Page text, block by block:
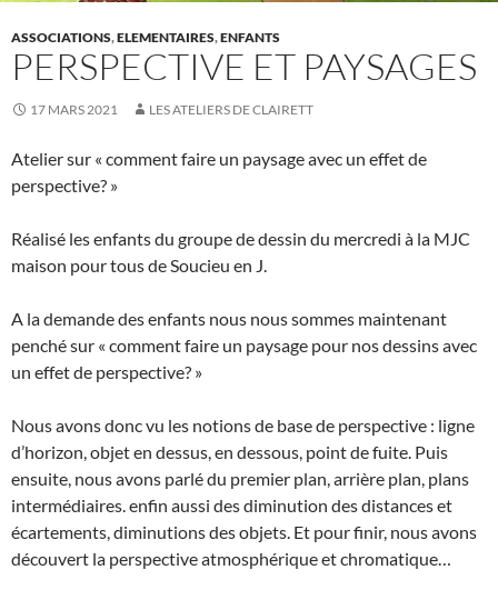
ASSOCIATIONS,ELEMENTAIRES,ENFANTS
PERSPECTIVE ET PAYSAGES
17 MARS 2021 LES ATELIERS DE CLAIRETT
Atelier sur « comment faire un paysage avec un effet de
perspective? »
Réalisé les enfants du groupe de dessin du mercredi à la MJC
maison pour tous de Soucieu en J.
A la demande des enfants nous nous sommes maintenant
penché sur « comment faire un paysage pour nos dessins avec
un effet de perspective? »
Nous avons donc vu les notions de base de perspective : ligne
d’horizon, objet en dessus, en dessous, point de fuite. Puis
ensuite, nous avons parlé du premier plan, arrière plan, plans
intermédiaires. enfin aussi des diminution des distances et
écartements, diminutions des objets. Et pour finir, nous avons
découvert la perspective atmosphérique et chromatique…